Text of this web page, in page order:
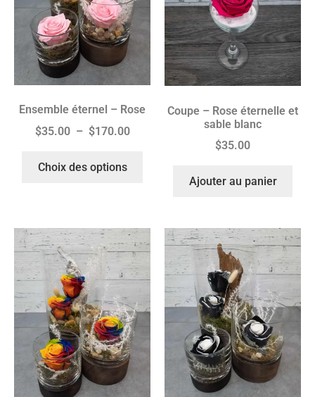
Ensemble éternel – Rose
$35.00 – $170.00
Choix des options
Coupe – Rose éternelle et
sable blanc
$35.00
Ajouter au panier